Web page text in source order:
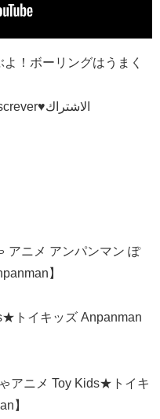
！ボーリングはうまく
チャンネル登録♥Subscribe♥subscrever♥الاشتراك
アニメ アンパンマン ぽ
】
トイキッズ Anpanman
アニメ Toy Kids★トイキ
】